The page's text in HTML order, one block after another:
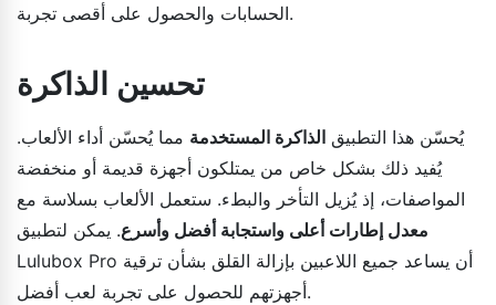
الحسابات والحصول على أقصى تجربة.
تحسين الذاكرة
يُحسّن هذا التطبيق الذاكرة المستخدمة مما يُحسّن أداء الألعاب.
يُفيد ذلك بشكل خاص من يمتلكون أجهزة قديمة أو منخفضة
المواصفات، إذ يُزيل التأخر والبطء. ستعمل الألعاب بسلاسة مع
معدل إطارات أعلى واستجابة أفضل وأسرع. يمكن لتطبيق
Lulubox Pro أن يساعد جميع اللاعبين بإزالة القلق بشأن ترقية
أجهزتهم للحصول على تجربة لعب أفضل.